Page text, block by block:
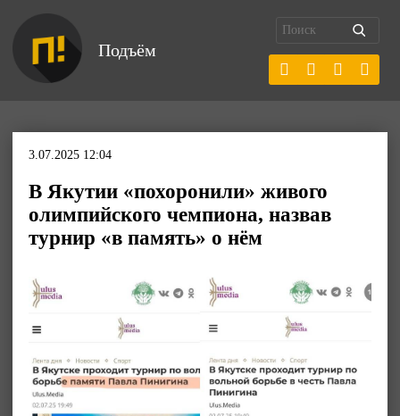
Подъём
3.07.2025 12:04
В Якутии «похоронили» живого
олимпийского чемпиона, назвав
турнир «в память» о нём